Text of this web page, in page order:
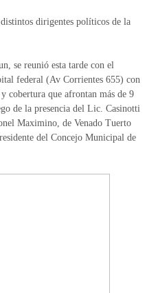
dirigentes políticos de la
se reunió esta tarde con el
federal (Av Corrientes 655) con
cobertura que afrontan más de 9
de la presencia del Lic. Casinotti
Maximino, de Venado Tuerto
del Concejo Municipal de